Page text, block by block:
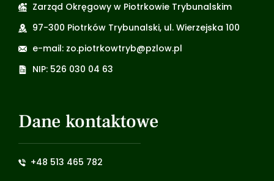
Zarząd Okręgowy w Piotrkowie Trybunalskim
97-300 Piotrków Trybunalski, ul. Wierzejska 100
e-mail: zo.piotrkowtryb@pzlow.pl
NIP: 526 030 04 63
Dane kontaktowe
+48 513 465 782